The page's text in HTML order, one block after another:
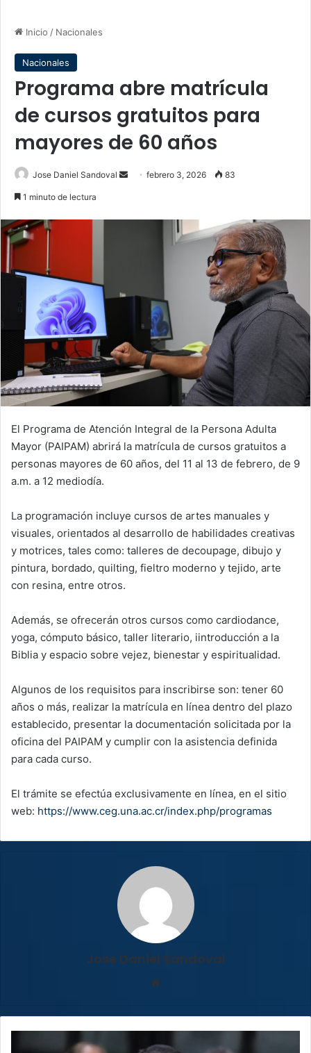
Inicio / Nacionales
Nacionales
Programa abre matrícula
de cursos gratuitos para
mayores de 60 años
Jose Daniel Sandoval
Sendfebrero 3, 2026 83
1 minuto de lectura
El Programa de Atención Integral de la Persona Adulta
Mayor (PAIPAM) abrirá la matrícula de cursos gratuitos a
personas mayores de 60 años, del 11 al 13 de febrero, de 9
a.m. a 12 mediodía.
La programación incluye cursos de artes manuales y
visuales, orientados al desarrollo de habilidades creativas
y motrices, tales como: talleres de decoupage, dibujo y
pintura, bordado, quilting, fieltro moderno y tejido, arte
con resina, entre otros.
Además, se ofrecerán otros cursos como cardiodance,
yoga, cómputo básico, taller literario, iintroducción a la
Biblia y espacio sobre vejez, bienestar y espiritualidad.
Algunos de los requisitos para inscribirse son: tener 60
años o más, realizar la matrícula en línea dentro del plazo
establecido, presentar la documentación solicitada por la
oficina del PAIPAM y cumplir con la asistencia definida
para cada curso.
El trámite se efectúa exclusivamente en línea, en el sitio
web: https://www.ceg.una.ac.cr/index.php/programas
Jose Daniel Sandoval